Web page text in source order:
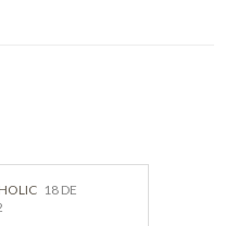
18 DE